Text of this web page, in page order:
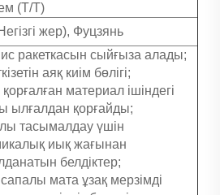
(Т/Т)
жер), Фуцзянь
ракеткасын сыйғыза алады;
аяқ киім бөлігі;
материал ішіндегі
ылғалдан қорғайды;
тасымалдау үшін
иық жағынан
белдіктер;
мата ұзақ мерзімді